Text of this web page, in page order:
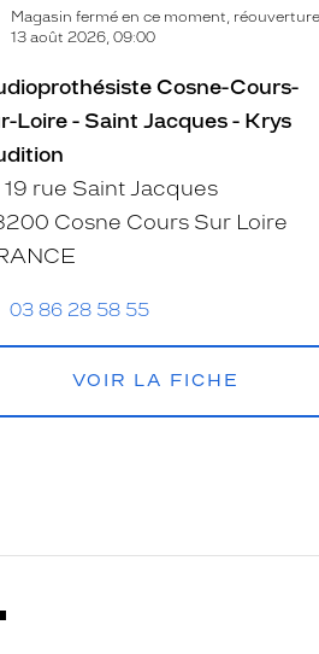
Magasin fermé en ce moment, réouverture
13 août 2026, 09:00
Cosne-Cours-
Loire - Saint Jacques - Krys
19 rue Saint Jacques
Cosne Cours Sur Loire
03 86 28 58 55
VOIR LA FICHE